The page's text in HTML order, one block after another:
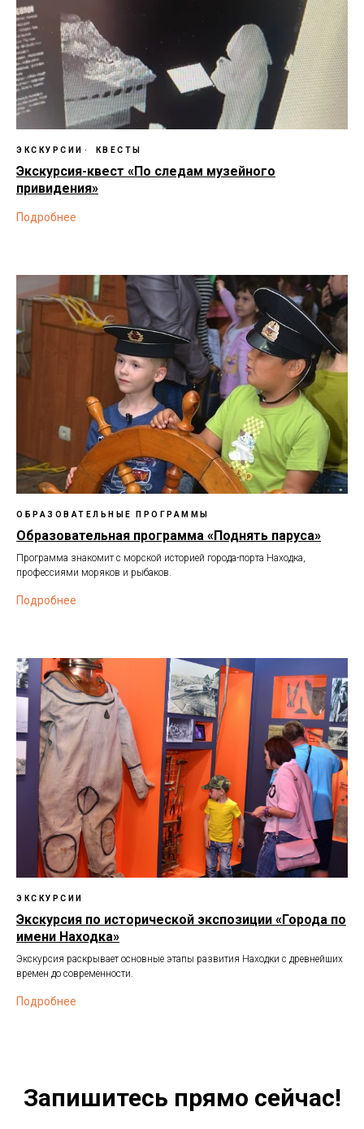
ЭКСКУРСИИ КВЕСТЫ
Экскурсия-квест «По следам музейного
привидения»
Подробнее
ОБРАЗОВАТЕЛЬНЫЕ ПРОГРАММЫ
Образовательная программа «Поднять паруса»
Программа знакомит с морской историей города-порта Находка,
профессиями моряков и рыбаков.
Подробнее
ЭКСКУРСИИ
Экскурсия по исторической экспозиции «Города по
имени Находка»
Экскурсия раскрывает основные этапы развития Находки с древнейших
времен до современности.
Подробнее
Запишитесь прямо сейчас!